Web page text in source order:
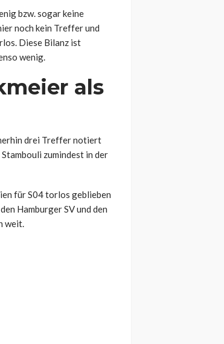
bzw. sogar keine
noch kein Treffer und
Diese Bilanz ist
wenig.
als
drei Treffer notiert
zumindest in der
für S04 torlos geblieben
Hamburger SV und den
weit.